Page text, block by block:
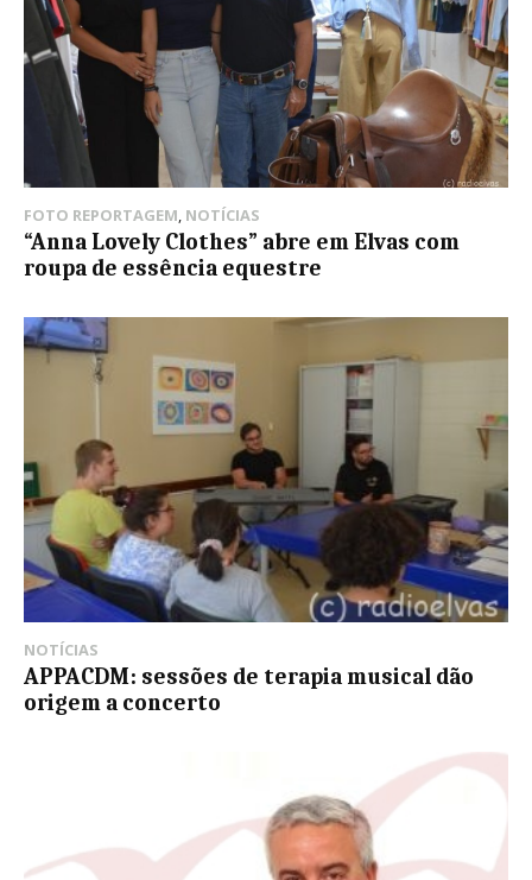
FOTO REPORTAGEM NOTÍCIAS
“Anna Lovely Clothes” abre em Elvas com
roupa de essência equestre
NOTÍCIAS
APPACDM: sessões de terapia musical dão
origem a concerto